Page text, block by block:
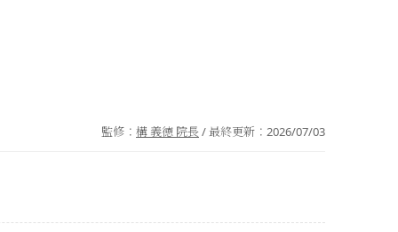
監修： 構 義徳 院長 / 最終更新： 2026/07/03